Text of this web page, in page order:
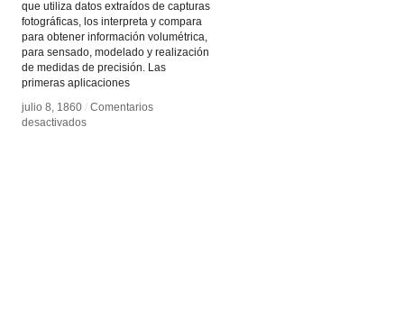
que utiliza datos extraídos de capturas
fotográficas, los interpreta y compara
para obtener información volumétrica,
para sensado, modelado y realización
de medidas de precisión. Las
primeras aplicaciones
julio 8, 1860 / Comentarios
desactivadosen
julio 8, 1860 / Comentarios
desactivadosen